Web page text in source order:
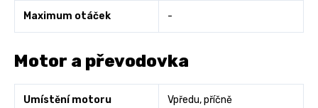
Maximum otáček -
Motor a převodovka
Umístění motoru Vpředu, příčně